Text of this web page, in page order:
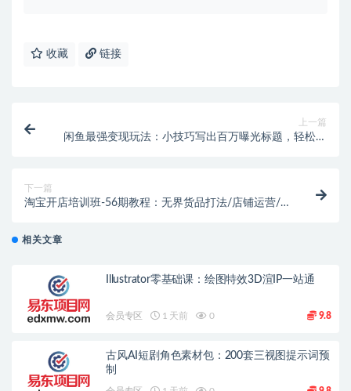
收藏 链接
上一篇
闲鱼最强变现玩法：小技巧写出百万曝光标题，轻松爆
下一篇
淘宝开店培训班-56期教程：无界货品打法/店铺运营/
相关文章
Illustrator零基础课：绘图特效3D渲IP一站通
会员专区 1 天前 0 9.8
古风AI短剧角色素材包：200套三视图提示词预
制